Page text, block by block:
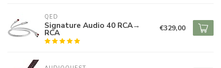
QED
Signature Audio 40 RCA→
RCA €329,00